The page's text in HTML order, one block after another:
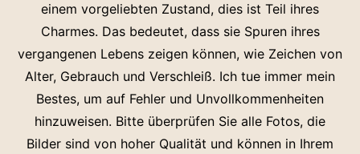
einem vorgeliebten Zustand, dies ist Teil ihres
Charmes. Das bedeutet, dass sie Spuren ihres
vergangenen Lebens zeigen können, wie Zeichen von
Alter, Gebrauch und Verschleiß. Ich tue immer mein
Bestes, um auf Fehler und Unvollkommenheiten
hinzuweisen. Bitte überprüfen Sie alle Fotos, die
Bilder sind von hoher Qualität und können in Ihrem